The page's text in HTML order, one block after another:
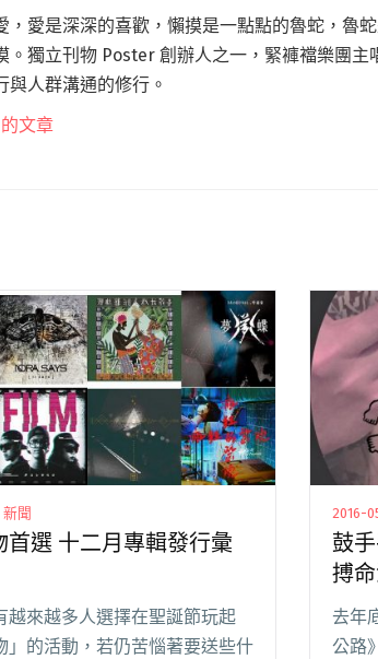
，愛是深深的喜歡，懶摸是一點點的魯蛇，魯
。獨立刊物 Poster 創辦人之一，緊褲襠樂團主
與人群溝通的修行。
文章
聞
首選 十二月專輯發行彙
越來越多人選擇在聖誕節玩起
」的活動，若仍苦惱著要送些什
2016-
鼓
搏
去年
公路